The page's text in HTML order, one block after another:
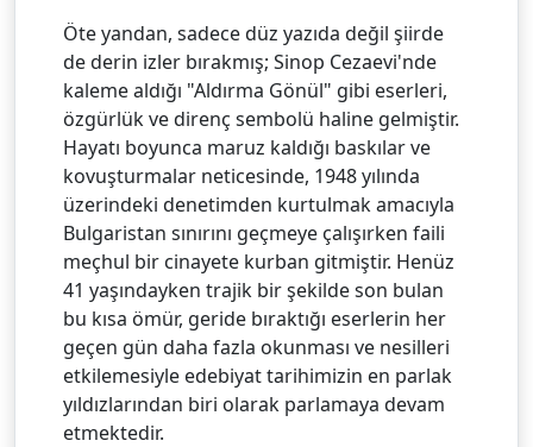
Öte yandan, sadece düz yazıda değil şiirde
de derin izler bırakmış; Sinop Cezaevi'nde
kaleme aldığı "Aldırma Gönül" gibi eserleri,
özgürlük ve direnç sembolü haline gelmiştir.
Hayatı boyunca maruz kaldığı baskılar ve
kovuşturmalar neticesinde, 1948 yılında
üzerindeki denetimden kurtulmak amacıyla
Bulgaristan sınırını geçmeye çalışırken faili
meçhul bir cinayete kurban gitmiştir. Henüz
41 yaşındayken trajik bir şekilde son bulan
bu kısa ömür, geride bıraktığı eserlerin her
geçen gün daha fazla okunması ve nesilleri
etkilemesiyle edebiyat tarihimizin en parlak
yıldızlarından biri olarak parlamaya devam
etmektedir.